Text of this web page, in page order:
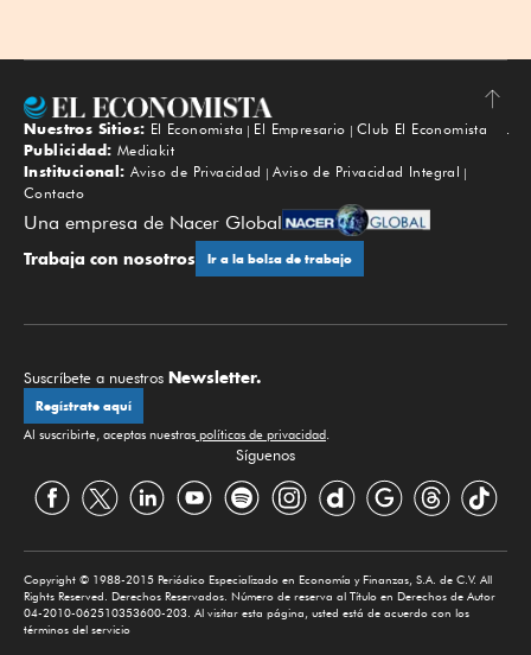
Subir
Nuestros Sitios: El Economista El Empresario
Club El Economista
Publicidad: Mediakit
Institucional: Aviso de Privacidad
Aviso de Privacidad Integral
Contacto
Una empresa de Nacer Global
Trabaja con nosotros Ir a la bolsa de trabajo
Suscríbete a nuestros Newsletter.
Regístrate aquí
Al suscribirte, aceptas nuestras políticas de privacidad.
Síguenos
Copyright © 1988-2015 Periódico Especializado en Economía y Finanzas, S.A. de C.V. All
Rights Reserved. Derechos Reservados. Número de reserva al Título en Derechos de Autor
04-2010-062510353600-203. Al visitar esta página, usted está de acuerdo con los
términos del servicio